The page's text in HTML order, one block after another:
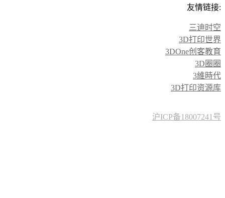
友情链接:
三迪时空
3D打印世界
3DOne创客教育
3D圈圈
3維時代
3D打印资源库
沪ICP备18007241号